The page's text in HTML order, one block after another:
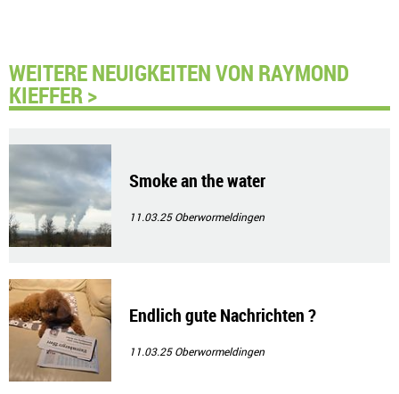
WEITERE NEUIGKEITEN VON RAYMOND
KIEFFER >
Smoke an the water
11.03.25Oberwormeldingen
Endlich gute Nachrichten ?
11.03.25Oberwormeldingen